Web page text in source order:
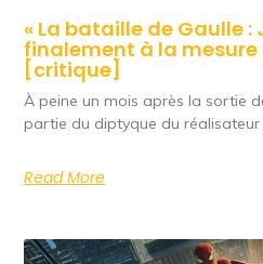
« La bataille de Gaulle :
finalement à la
[critique]
À peine un mois après la sortie
partie du diptyque du
Read More